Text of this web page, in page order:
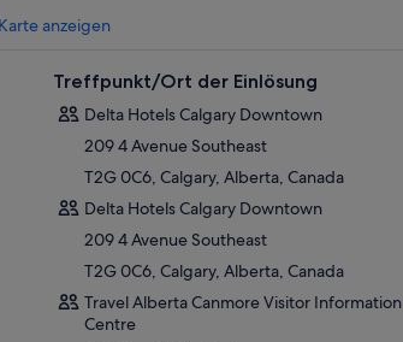
anzeigen
Treffpunkt/Ort der Einlösung
Delta Hotels Calgary Downtown
209 4 Avenue Southeast
T2G 0C6, Calgary, Alberta, Canada
Delta Hotels Calgary Downtown
209 4 Avenue Southeast
T2G 0C6, Calgary, Alberta, Canada
Travel Alberta Canmore Visitor Information
Centre